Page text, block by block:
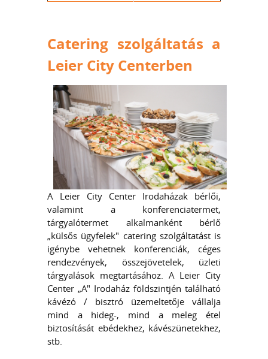
Catering szolgáltatás a
Leier City Centerben
A Leier City Center Irodaházak bérlői,
valamint a konferenciatermet,
tárgyalótermet alkalmanként bérlő
„külsős ügyfelek" catering szolgáltatást is
igénybe vehetnek konferenciák, céges
rendezvények, összejövetelek, üzleti
tárgyalások megtartásához. A Leier City
Center „A" Irodaház földszintjén található
kávézó / bisztró üzemeltetője vállalja
mind a hideg-, mind a meleg étel
biztosítását ebédekhez, kávészünetekhez,
stb.